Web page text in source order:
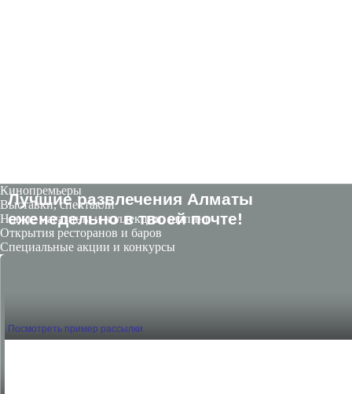
Лучшие развлечения Алматы
eженедельно в твоей почте!
Посмотреть пример рассылки
Кинопремьеры
Выставки, спектакли
Новые магазины и коллекции, шопинг
Открытия ресторанов и баров
Специальные акции и конкурсы